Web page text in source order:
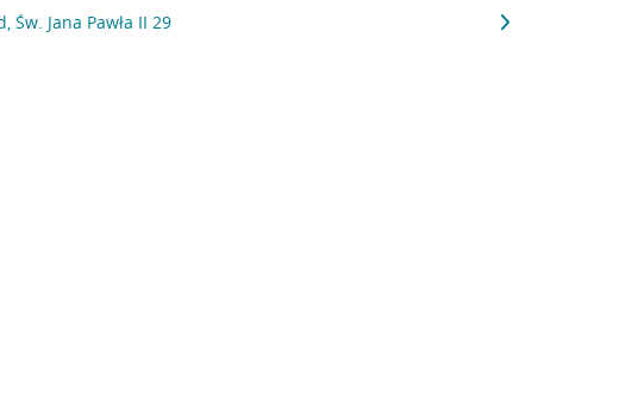
Św. Jana Pawła II 29